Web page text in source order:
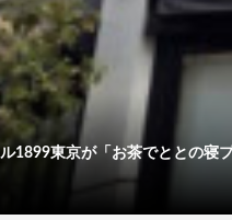
1899東京が「お茶でととの寝